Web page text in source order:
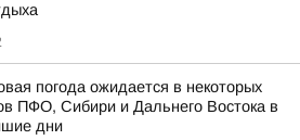
погода ожидается в некоторых
ПФО, Сибири и Дальнего Востока в
дни